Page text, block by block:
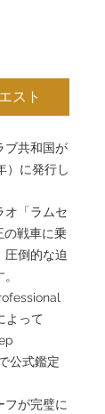
スト
ブ共和国が
）に発行し
オ「ラムセ
の戦車に乗
圧倒的な迫
よって
公式鑑定
フが完璧に